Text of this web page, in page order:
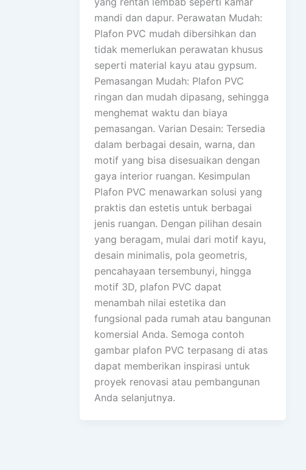
mandi dan dapur. Perawatan Mudah:
Plafon PVC mudah dibersihkan dan
tidak memerlukan perawatan khusus
seperti material kayu atau gypsum.
Pemasangan Mudah: Plafon PVC
ringan dan mudah dipasang, sehingga
menghemat waktu dan biaya
pemasangan. Varian Desain: Tersedia
dalam berbagai desain, warna, dan
motif yang bisa disesuaikan dengan
gaya interior ruangan. Kesimpulan
Plafon PVC menawarkan solusi yang
praktis dan estetis untuk berbagai
jenis ruangan. Dengan pilihan desain
yang beragam, mulai dari motif kayu,
desain minimalis, pola geometris,
pencahayaan tersembunyi, hingga
motif 3D, plafon PVC dapat
menambah nilai estetika dan
fungsional pada rumah atau bangunan
komersial Anda. Semoga contoh
gambar plafon PVC terpasang di atas
dapat memberikan inspirasi untuk
proyek renovasi atau pembangunan
Anda selanjutnya.